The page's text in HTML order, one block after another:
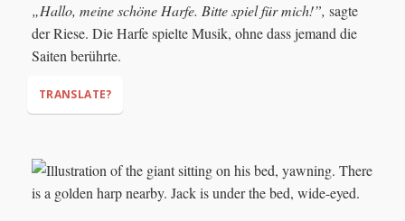
„Hallo, meine schöne Harfe. Bitte spiel für mich!”, sagte
der Riese. Die Harfe spielte Musik, ohne dass jemand die
Saiten berührte.
TRANSLATE?
"Hello, my beautiful harp. Please play for me!"